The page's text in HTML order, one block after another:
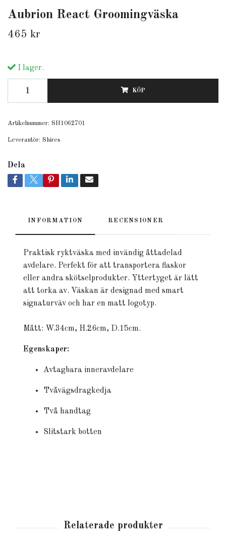
Aubrion React Groomingväska
465 kr
I lager.
KÖP
Artikelnummer: SH1062701
Leverantör: Shires
Dela
INFORMATION RECENSIONER
Praktisk ryktväska med invändig åttadelad
avdelare. Perfekt för att transportera flaskor
eller andra skötselprodukter. Yttertyget är lätt
att torka av. Väskan är designad med smart
signaturväv och har en matt logotyp.
Mått: W.34cm, H.26cm, D.15cm.
Egenskaper:
Avtagbara inneravdelare
Tvåvägsdragkedja
Två handtag
Slitstark botten